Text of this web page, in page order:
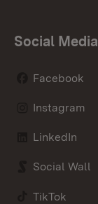
Social Media
Facebook
Instagram
LinkedIn
Social Wall
TikTok